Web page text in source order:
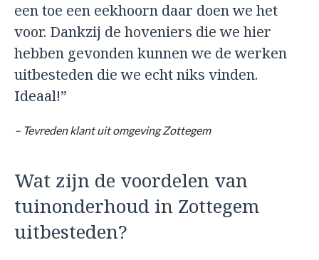
een toe een eekhoorn daar doen we het
voor. Dankzij de hoveniers die we hier
hebben gevonden kunnen we de werken
uitbesteden die we echt niks vinden.
Ideaal!”
– Tevreden klant uit omgeving Zottegem
Wat zijn de voordelen van
tuinonderhoud in Zottegem
uitbesteden?